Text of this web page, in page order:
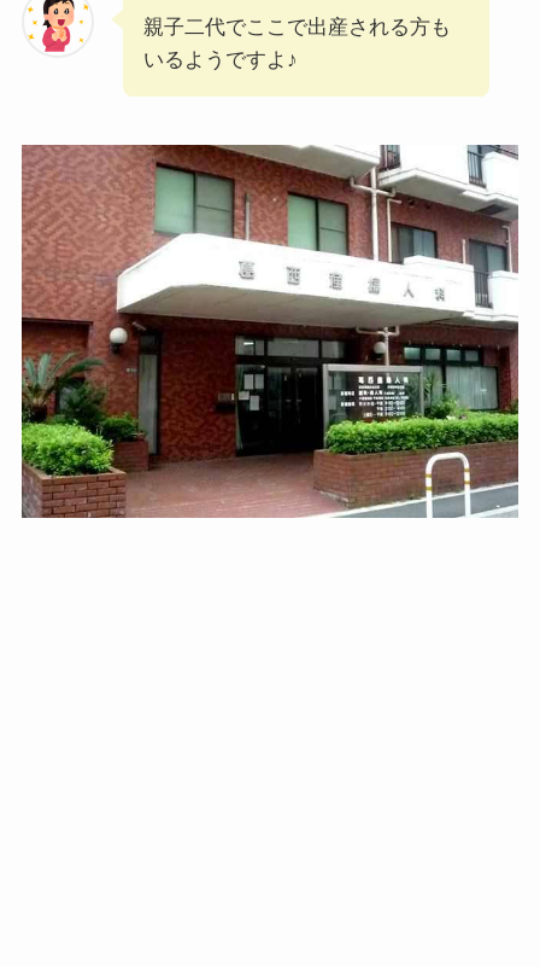
親子二代でここで出産される方も
いるようですよ♪